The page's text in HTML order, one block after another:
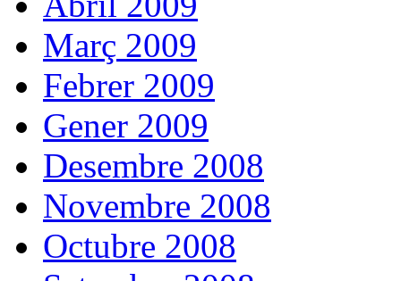
Març 2009
Febrer 2009
Gener 2009
Desembre 2008
Novembre 2008
Octubre 2008